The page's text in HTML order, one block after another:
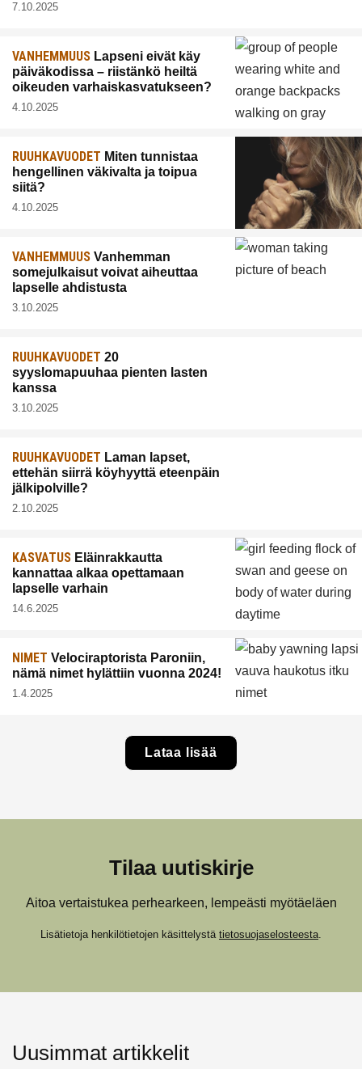
7.10.2025
VANHEMMUUS Lapseni eivät käy
päiväkodissa – riistänkö heiltä
oikeuden varhaiskasvatukseen?
4.10.2025
RUUHKAVUODET Miten tunnistaa
hengellinen väkivalta ja toipua
siitä?
4.10.2025
VANHEMMUUS Vanhemman
somejulkaisut voivat aiheuttaa
lapselle ahdistusta
3.10.2025
RUUHKAVUODET 20
syyslomapuuhaa pienten lasten
kanssa
3.10.2025
RUUHKAVUODET Laman lapset,
ettehän siirrä köyhyyttä eteenpäin
jälkipolville?
2.10.2025
KASVATUS Eläinrakkautta
kannattaa alkaa opettamaan
lapselle varhain
14.6.2025
NIMET Velociraptorista Paroniin,
nämä nimet hylättiin vuonna 2024!
1.4.2025
Lataa lisää
Tilaa uutiskirje
Aitoa vertaistukea perhearkeen, lempeästi myötäeläen
Lisätietoja henkilötietojen käsittelystä tietosuojaselosteesta.
Uusimmat artikkelit